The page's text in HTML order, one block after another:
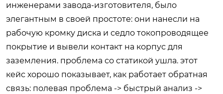
инженерами завода-изготовителя, было
элегантным в своей простоте: они нанесли на
рабочую кромку диска и седло токопроводящее
покрытие и вывели контакт на корпус для
заземления. проблема со статикой ушла. этот
кейс хорошо показывает, как работает обратная
связь: полевая проблема -> быстрый анализ ->